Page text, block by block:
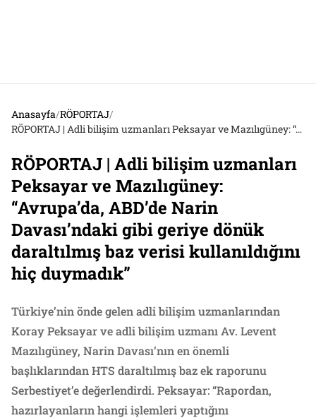
Anasayfa/RÖPORTAJ/
RÖPORTAJ | Adli bilişim uzmanları Peksayar ve Mazılıgüney: “Avrupa’da, ABD’de Narin Davası’ndaki gibi geriye dönük daraltılmış baz verisi kullanıldığını hiç duymadık”
RÖPORTAJ | Adli bilişim uzmanları
Peksayar ve Mazılıgüney:
“Avrupa’da, ABD’de Narin
Davası’ndaki gibi geriye dönük
daraltılmış baz verisi kullanıldığını
hiç duymadık”
Türkiye’nin önde gelen adli bilişim uzmanlarından
Koray Peksayar ve adli bilişim uzmanı Av. Levent
Mazılıgüney, Narin Davası’nın en önemli
başlıklarından HTS daraltılmış baz ek raporunu
Serbestiyet’e değerlendirdi. Peksayar: “Rapordan,
hazırlayanların hangi işlemleri yaptığını